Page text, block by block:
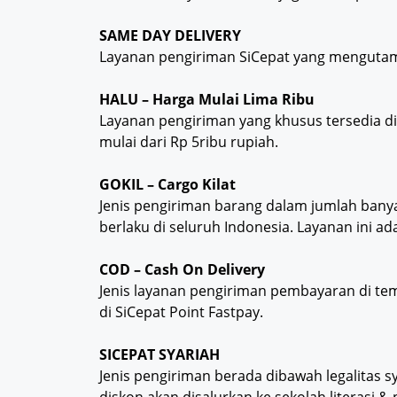
SAME DAY DELIVERY
Layanan pengiriman SiCepat yang
HALU – Harga Mulai Lima Ribu
Layanan pengiriman yang khusus tersedia
mulai dari Rp 5ribu rupiah.
GOKIL – Cargo Kilat
Jenis pengiriman barang dalam jumlah
berlaku di seluruh Indonesia. Layanan ini
COD – Cash On Delivery
Jenis layanan pengiriman pembayaran di
di SiCepat Point Fastpay.
SICEPAT SYARIAH
Jenis pengiriman berada dibawah legalitas